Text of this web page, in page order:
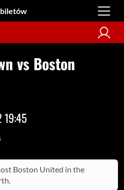
biletów
vs Boston
Boston United in the